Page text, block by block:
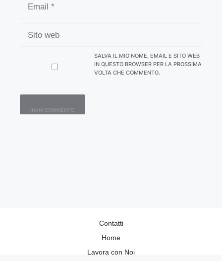
WEB
SALVA IL MIO NOME, EMAIL E SITO WEB
IN QUESTO BROWSER PER LA PROSSIMA
VOLTA CHE COMMENTO.
Contatti
Home
Lavora con Noi